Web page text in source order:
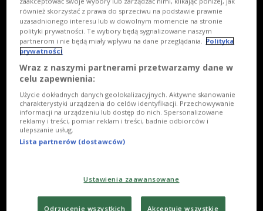
również skorzystać z prawa do sprzeciwu na podstawie prawnie
uzasadnionego interesu lub w dowolnym momencie na stronie
polityki prywatności. Te wybory będą sygnalizowane naszym
partnerom i nie będą miały wpływu na dane przeglądania. Polityka
prywatności
Wraz z naszymi partnerami przetwarzamy dane w
celu zapewnienia:
Użycie dokładnych danych geolokalizacyjnych. Aktywne skanowanie
charakterystyki urządzenia do celów identyfikacji. Przechowywanie
informacji na urządzeniu lub dostęp do nich. Spersonalizowane
reklamy i treści, pomiar reklam i treści, badnie odbiorców i
ulepszanie usług.
Lista partnerów (dostawców)
Ustawienia zaawansowane
Odrzucenie wszystkich Akceptuję wszystkie